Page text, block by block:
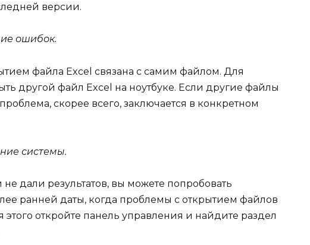
версии.
ошибок.
файла Excel связана с самим файлом. Для
другой файл Excel на ноутбуке. Если другие файлы
скорее всего, заключается в конкретном
системы.
дали результатов, вы можете попробовать
ранней даты, когда проблемы с открытием файлов
откройте панель управления и найдите раздел